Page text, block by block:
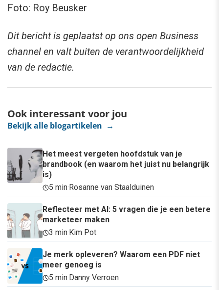
Foto: Roy Beusker
Dit bericht is geplaatst op ons open Business
channel en valt buiten de verantwoordelijkheid
van de redactie.
Ook interessant voor jou
Bekijk alle blogartikelen →
Het meest vergeten hoofdstuk van je
brandbook (en waarom het juist nu belangrijk
is)
5 min·Rosanne van Staalduinen
Reflecteer met AI: 5 vragen die je een betere
marketeer maken
3 min·Kim Pot
Je merk opleveren? Waarom een PDF niet
meer genoeg is
5 min·Danny Verroen